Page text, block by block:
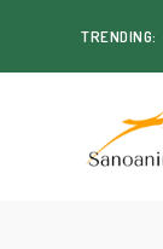
TRENDING: